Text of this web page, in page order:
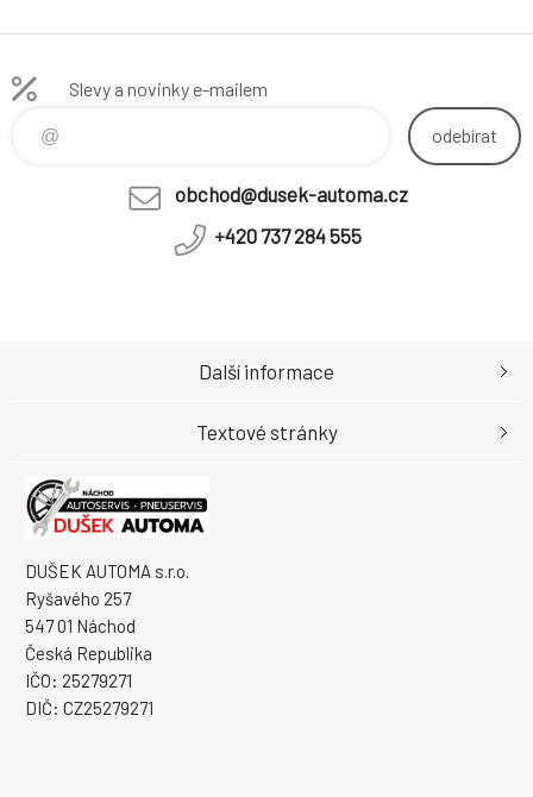
Slevy a novinky e-mailem
odebírat
obchod@dusek-automa.cz
+420 737 284 555
DUŠEK AUTOMA s.r.o.
Ryšavého 257
547 01 Náchod
Česká Republika
IČO: 25279271
DIČ: CZ25279271
Další informace
Textové stránky